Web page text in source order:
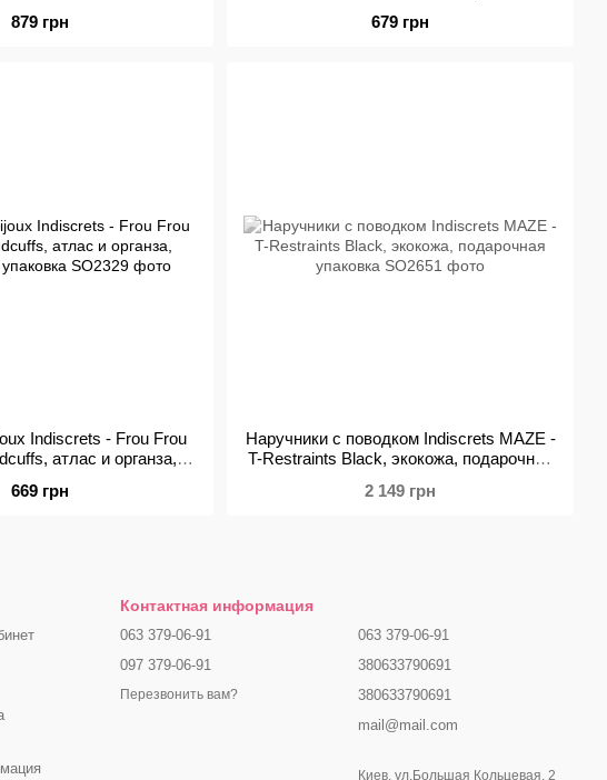
879 грн 679 грн
Indiscrets - Frou Frou
атлас и органза,
669 грн
Наручники с поводком Indiscrets MAZE -
T-Restraints Black, экокожа, подарочная
2 149 грн
Контактная информация
063 379-06-91
097 379-06-91
Перезвонить вам?
063 379-06-91
380633790691
380633790691
mail@mail.com
Киев, ул.Большая Кольцевая, 2